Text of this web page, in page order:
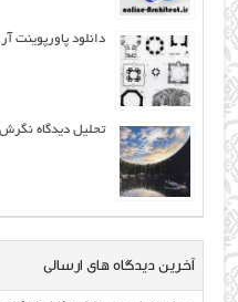
دانلود پاورپوینت
تحلیل دیدگاه
آخرین دیدگاه های ارسالی